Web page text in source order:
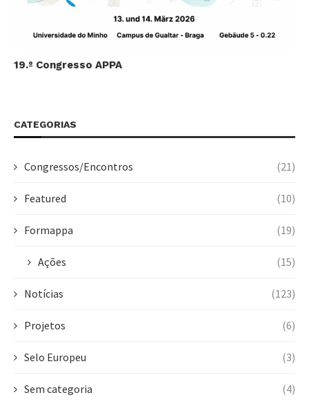
19.º Congresso APPA
CATEGORIAS
Congressos/Encontros (21)
Featured (10)
Formappa (19)
Ações (15)
Notícias (123)
Projetos (6)
Selo Europeu (3)
Sem categoria (4)